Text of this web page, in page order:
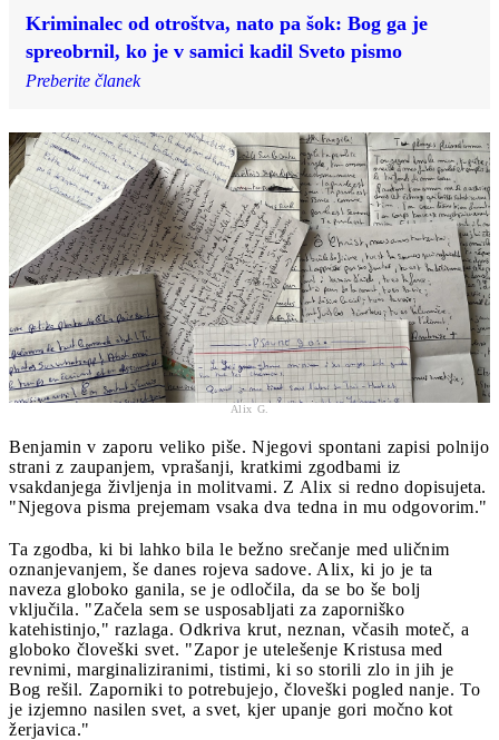
Kriminalec od otroštva, nato pa šok: Bog ga je
spreobrnil, ko je v samici kadil Sveto pismo
Preberite članek
Alix G.
Benjamin v zaporu veliko piše. Njegovi spontani zapisi polnijo
strani z zaupanjem, vprašanji, kratkimi zgodbami iz
vsakdanjega življenja in molitvami. Z Alix si redno dopisujeta.
"Njegova pisma prejemam vsaka dva tedna in mu odgovorim."
Ta zgodba, ki bi lahko bila le bežno srečanje med uličnim
oznanjevanjem, še danes rojeva sadove. Alix, ki jo je ta
naveza globoko ganila, se je odločila, da se bo še bolj
vključila. "Začela sem se usposabljati za zaporniško
katehistinjo," razlaga. Odkriva krut, neznan, včasih moteč, a
globoko človeški svet. "Zapor je utelešenje Kristusa med
revnimi, marginaliziranimi, tistimi, ki so storili zlo in jih je
Bog rešil. Zaporniki to potrebujejo, človeški pogled nanje. To
je izjemno nasilen svet, a svet, kjer upanje gori močno kot
žerjavica."